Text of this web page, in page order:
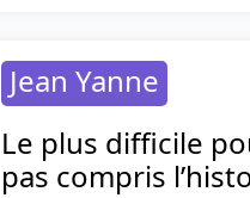
Jean Yanne
Le plus difficile
pas compris